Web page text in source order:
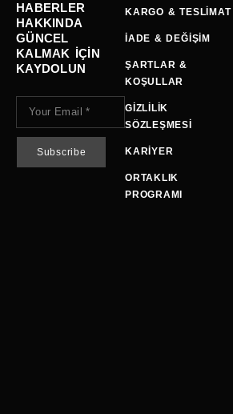
HABERLER
HAKKINDA
GÜNCEL
KALMAK IÇIN
KAYDOLUN
KARGO & TESLIMAT
İADE & DEĞIŞIM
ŞARTLAR &
KOŞULLAR
GIZLILIK
SÖZLEŞMESI
KARIYER
ORTAKLIK
PROGRAMI